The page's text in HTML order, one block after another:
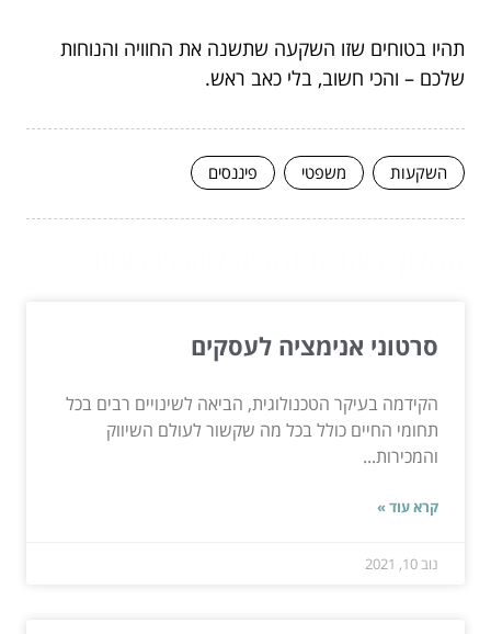
תהיו בטוחים שזו השקעה שתשנה את החוויה והנוחות
שלכם – והכי חשוב, בלי כאב ראש.
השקעות משפטי פיננסים
סרטוני אנימציה לעסקים
הקידמה בעיקר הטכנולוגית, הביאה לשינויים רבים בכל
תחומי החיים כולל בכל מה שקשור לעולם השיווק
והמכירות...
קרא עוד »
נוב 10, 2021